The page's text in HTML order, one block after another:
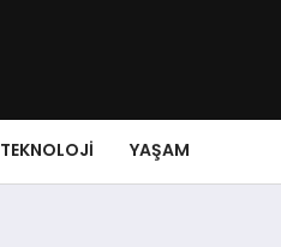
TEKNOLOJI YAŞAM